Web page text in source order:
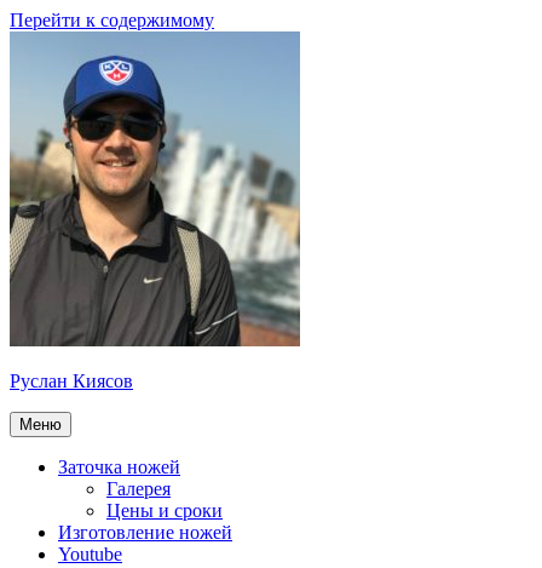
Перейти к содержимому
Руслан Киясов
Меню
Заточка ножей
Галерея
Цены и сроки
Изготовление ножей
Youtube